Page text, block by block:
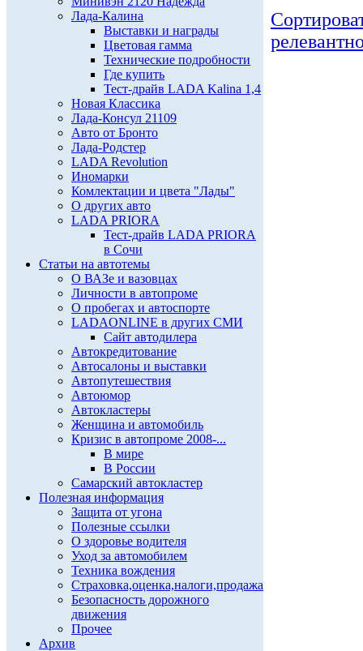
Лада-Калина
Выставки и награды
Цветовая гамма
Технические подробности
Где купить
Тест-драйв LADA Kalina 1,4
Новая Классика
Лада-Консул 21109
Авто от Бронто
Лада-Родстер
LADA Revolution
Иномарки
Комлектации и цвета "Лады"
О других авто
LADA PRIORA
Тест-драйв LADA PRIORA
в Сочи
Статьи на автотемы
О ВАЗе и вазовцах
Личности в автопроме
О пробегах и автоспорте
LADAONLINE в других СМИ
Сайт автодилера
Автокредитование
Автосалоны и выставки
Автопутешествия
Автоюмор
Автокластеры
Женщина и автомобиль
Кризис в автопроме 2008-...
В мире
В России
Самарский автокластер
Полезная информация
Защита от угона
Полезные ссылки
О здоровье водителя
Уход за автомобилем
Техника вождения
Страховка,оценка,налоги,продажа
Безопасность дорожного
движения
Прочее
Архив